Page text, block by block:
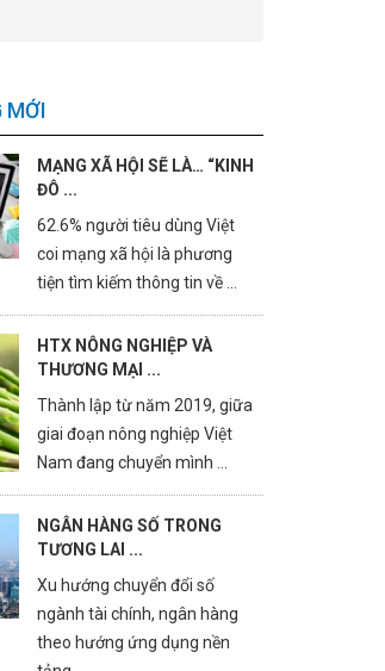
MỚI
MẠNG XÃ HỘI SẼ LÀ… “KINH
ĐÔ ...
62.6% người tiêu dùng Việt
coi mạng xã hội là phương
tiện tìm kiếm thông tin về ...
HTX NÔNG NGHIỆP VÀ
THƯƠNG MẠI ...
Thành lập từ năm 2019, giữa
giai đoạn nông nghiệp Việt
Nam đang chuyển mình ...
NGÂN HÀNG SỐ TRONG
TƯƠNG LAI ...
Xu hướng chuyển đổi số
ngành tài chính, ngân hàng
theo hướng ứng dụng nền